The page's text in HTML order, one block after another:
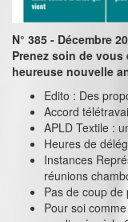
N° 385 - Décembre
Prenez soin de
heureuse nouvelle
Edito : Des
Accord
APLD Textile :
Heures de
Instances
réunions
Pas de coup de
Pour soi